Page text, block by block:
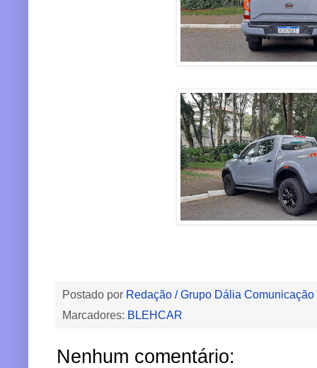
Postado por Redação / Grupo Dália Comunicação
Marcadores: BLEHCAR
Nenhum comentário: